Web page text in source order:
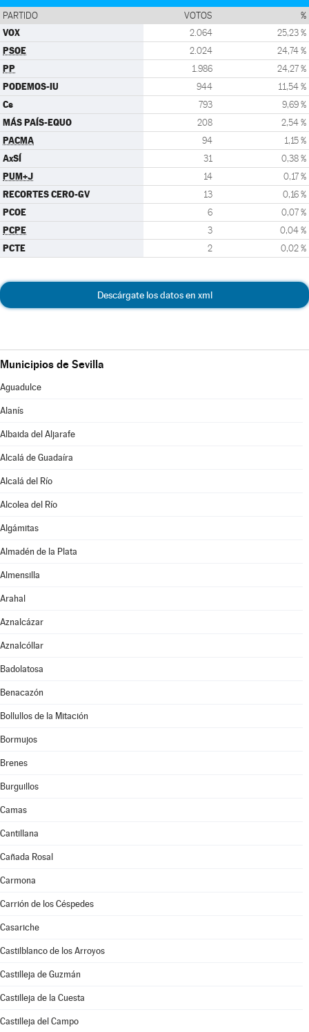
PARTIDO VOTOS %
VOX 2.064 25,23 %
PSOE 2.024 24,74 %
PP 1.986 24,27 %
PODEMOS-IU 944 11,54 %
Cs 793 9,69 %
MÁS PAÍS-EQUO 208 2,54 %
PACMA 94 1,15 %
AxSÍ 31 0,38 %
PUM+J 14 0,17 %
RECORTES CERO-GV 13 0,16 %
PCOE 6 0,07 %
PCPE 3 0,04 %
PCTE 2 0,02 %
Descárgate los datos en xml
Municipios de Sevilla
Aguadulce
Alanís
Albaida del Aljarafe
Alcalá de Guadaíra
Alcalá del Río
Alcolea del Río
Algámitas
Almadén de la Plata
Almensilla
Arahal
Aznalcázar
Aznalcóllar
Badolatosa
Benacazón
Bollullos de la Mitación
Bormujos
Brenes
Burguillos
Camas
Cantillana
Cañada Rosal
Carmona
Carrión de los Céspedes
Casariche
Castilblanco de los Arroyos
Castilleja de Guzmán
Castilleja de la Cuesta
Castilleja del Campo